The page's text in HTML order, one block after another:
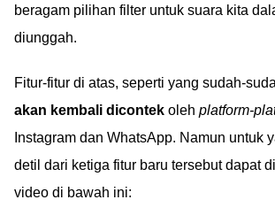
beragam pilihan filter untuk suara kita
diunggah.
Fitur-fitur di atas, seperti yang sudah-
akan kembali dicontek oleh platform-
Instagram dan WhatsApp. Namun untuk
detil dari ketiga fitur baru tersebut dapat
video di bawah ini: